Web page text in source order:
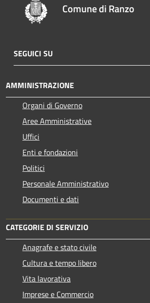
Comune di Ranzo
SEGUICI SU
AMMINISTRAZIONE
Organi di Governo
Aree Amministrative
Uffici
Enti e fondazioni
Politici
Personale Amministrativo
Documenti e dati
CATEGORIE DI SERVIZIO
Anagrafe e stato civile
Cultura e tempo libero
Vita lavorativa
Imprese e Commercio